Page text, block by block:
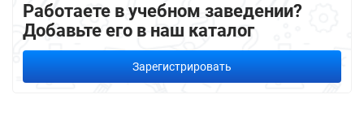
Работаете в учебном заведении?
Добавьте его в наш каталог
Зарегистрировать